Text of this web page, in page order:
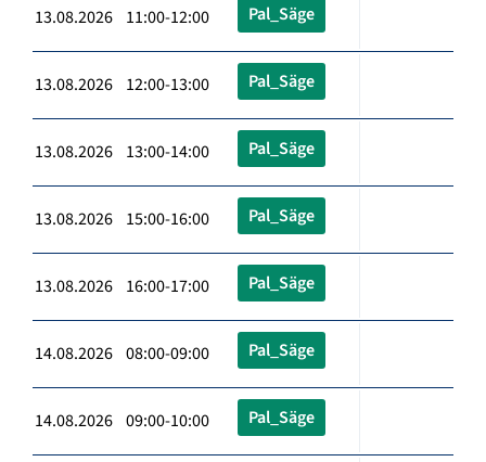
13.08.2026 11:00-12:00 Pal_Säge
13.08.2026 12:00-13:00 Pal_Säge
13.08.2026 13:00-14:00 Pal_Säge
13.08.2026 15:00-16:00 Pal_Säge
13.08.2026 16:00-17:00 Pal_Säge
14.08.2026 08:00-09:00 Pal_Säge
14.08.2026 09:00-10:00 Pal_Säge